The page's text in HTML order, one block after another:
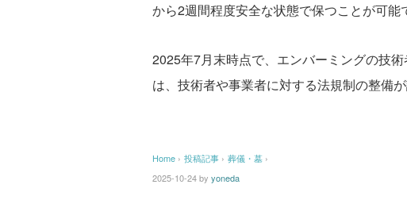
から2週間程度安全な状態で保つことが可能
2025年7月末時点で、エンバーミングの技
は、技術者や事業者に対する法規制の整備が
Home › 投稿記事 › 葬儀・墓 ›
2025-10-24by yoneda